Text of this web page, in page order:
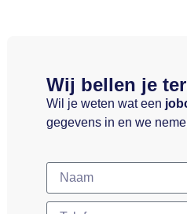
Wij bellen je
Wil je weten wat een
gegevens in en we